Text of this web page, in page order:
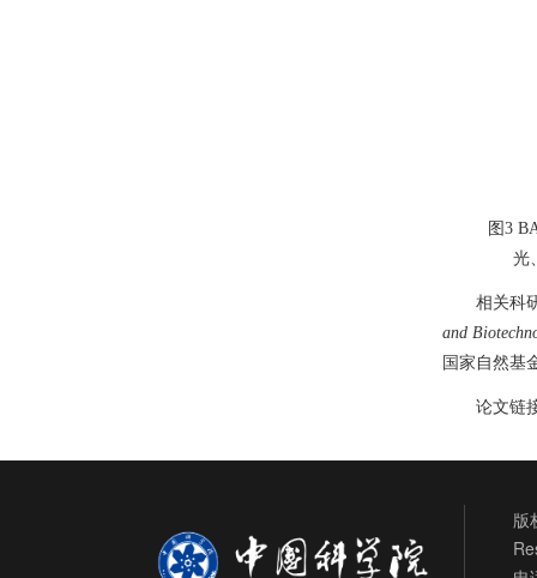
图 3
光、
相关科
and
国家自然基
论文链
版